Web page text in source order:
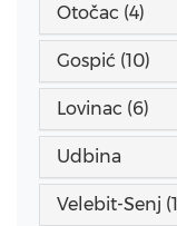
Otočac (4)
Gospić (10)
Lovinac (6)
Udbina
Velebit-Senj